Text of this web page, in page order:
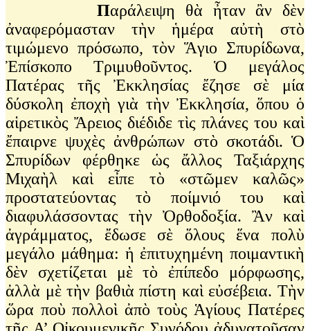
Παράλειψη θὰ ἦταν ἂν δὲν
ἀναφερόμασταν τὴν ἡμέρα αὐτὴ στὸ
τιμώμενο πρόσωπο, τὸν Ἅγιο Σπυρίδωνα,
Ἐπίσκοπο Τριμυθοῦντος. Ὁ μεγάλος
Πατέρας τῆς Ἐκκλησίας ἔζησε σὲ μία
δύσκολη ἐποχὴ γιὰ τὴν Ἐκκλησία, ὅπου ὁ
αἱρετικὸς Ἄρειος διέδιδε τὶς πλάνες του καὶ
ἔπαιρνε ψυχὲς ἀνθρώπων στὸ σκοτάδι. Ὁ
Σπυρίδων φέρθηκε ὡς ἄλλος Ταξιάρχης
Μιχαὴλ καὶ εἶπε τὸ «στῶμεν καλῶς»
προστατεύοντας τὸ ποίμνιό του καὶ
διαφυλάσσοντας τὴν Ὀρθοδοξία. Ἂν καὶ
ἀγράμματος, ἔδωσε σὲ ὅλους ἕνα πολὺ
μεγάλο μάθημα: ἡ ἐπιτυχημένη ποιμαντικὴ
δὲν σχετίζεται μὲ τὸ ἐπίπεδο μόρφωσης,
ἀλλὰ μὲ τὴν βαθιὰ πίστη καὶ εὐσέβεια. Τὴν
ὥρα ποὺ πολλοὶ ἀπὸ τοὺς Ἁγίους Πατέρες